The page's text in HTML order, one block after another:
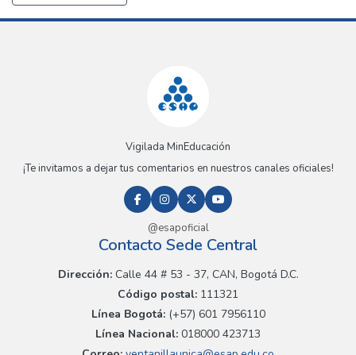
Vigilada MinEducación
¡Te invitamos a dejar tus comentarios en nuestros canales oficiales!
@esapoficial
Contacto Sede Central
Dirección:Calle 44 # 53 - 37, CAN, Bogotá D.C.
Código postal: 111321
Línea Bogotá:(+57) 601 7956110
Línea Nacional: 018000 423713